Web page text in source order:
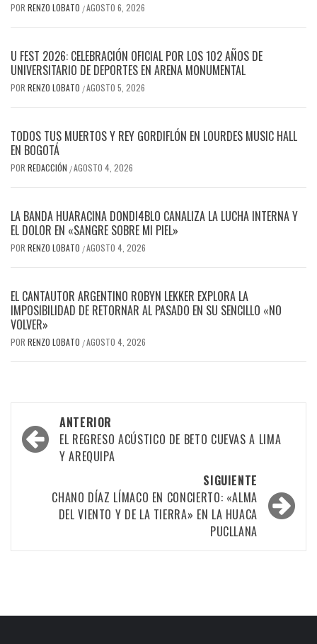
POR RENZO LOBATO /AGOSTO 6, 2026
U FEST 2026: CELEBRACIÓN OFICIAL POR LOS 102 AÑOS DE
UNIVERSITARIO DE DEPORTES EN ARENA MONUMENTAL
POR RENZO LOBATO /AGOSTO 5, 2026
TODOS TUS MUERTOS Y REY GORDIFLÓN EN LOURDES MUSIC HALL
EN BOGOTÁ
POR REDACCIÓN /AGOSTO 4, 2026
LA BANDA HUARACINA DONDI4BLO CANALIZA LA LUCHA INTERNA Y
EL DOLOR EN «SANGRE SOBRE MI PIEL»
POR RENZO LOBATO /AGOSTO 4, 2026
EL CANTAUTOR ARGENTINO ROBYN LEKKER EXPLORA LA
IMPOSIBILIDAD DE RETORNAR AL PASADO EN SU SENCILLO «NO
VOLVER»
POR RENZO LOBATO /AGOSTO 4, 2026
Navegación
por
entradas
ANTERIOR
EL REGRESO ACÚSTICO DE BETO CUEVAS A LIMA
Y AREQUIPA
SIGUIENTE
CHANO DÍAZ LÍMACO EN CONCIERTO: «ALMA
DEL VIENTO Y DE LA TIERRA» EN LA HUACA
PUCLLANA